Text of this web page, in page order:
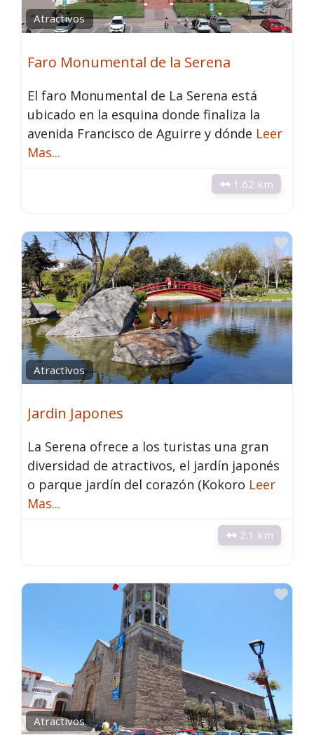
Atractivos
Faro Monumental de la Serena
El faro Monumental de La Serena está
ubicado en la esquina donde finaliza la
avenida Francisco de Aguirre y dónde Leer
Mas...
1.62 km
Atractivos
Jardin Japones
La Serena ofrece a los turistas una gran
diversidad de atractivos, el jardín japonés
o parque jardín del corazón (Kokoro Leer
Mas...
2.1 km
Atractivos